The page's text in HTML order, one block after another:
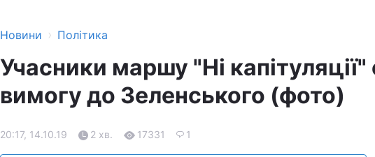
Новини › Політика
Учасники маршу "Ні
вимогу до Зеленського (фото)
20:17, 14.10.19 2 хв. 17331 1